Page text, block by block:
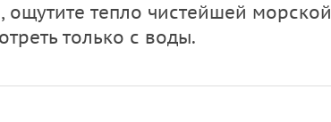
тепло чистейшей
только с воды.